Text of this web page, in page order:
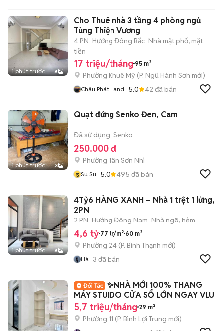
1 phút trước 8
Cho Thuê nhà 3 tầng 4 phòng ngủ
Tùng Thiện Vương
4 PN Hướng Đông Bắc Nhà mặt phố, mặt
tiền
17 triệu/tháng 95 m²
Phường Khuê Mỹ (P. Ngũ Hành Sơn mới)
Châu Phát Land 5.0 42 đã bán
1 phút trước 3
Quạt đứng Senko Đen, Cam
Đã sử dụng Senko
250.000 đ
Phường Tân Sơn Nhì
s Su Su 5.0 495 đã bán
1 phút trước 8
4Tỷ6 HÀNG XANH – Nhà 1 trệt 1 lửng,
2PN
2 PN Hướng Đông Nam Nhà ngõ, hẻm
4,6 tỷ 77 tr/m² 60 m²
Phường 24 (P. Bình Thạnh mới)
Hà 3 đã bán
✨NHÀ MỚI 100% THANG
MÁY STUIDO CỬA SỔ LỚN NGAY VLU
5,7 triệu/tháng 29 m²
Phường 11 (P. Bình Lợi Trung mới)